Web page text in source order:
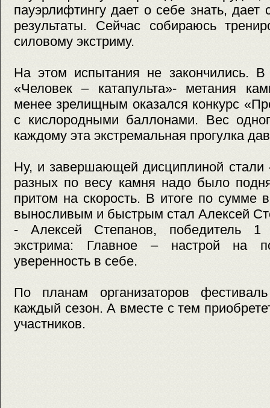
пауэрлифтингу дает о себе знать, дает
результаты. Сейчас собираюсь
силовому экстриму.
На этом испытания не закончились. В
«Человек – катапульта»- метания
менее зрелищным оказался конкурс
с кислородными баллонами. Вес
каждому эта экстремальная прогулка
Ну, и завершающей дисциплиной стали
разных по весу камня надо было
притом на скорость. В итоге по сумме
выносливым и быстрым стал Алексей
- Алексей Степанов, победитель 1
экстрима: Главное – настрой на
уверенность в себе.
По планам организаторов
каждый сезон. А вместе с тем
участников.